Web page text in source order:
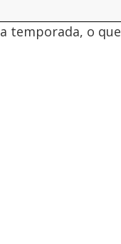
temporada, o que